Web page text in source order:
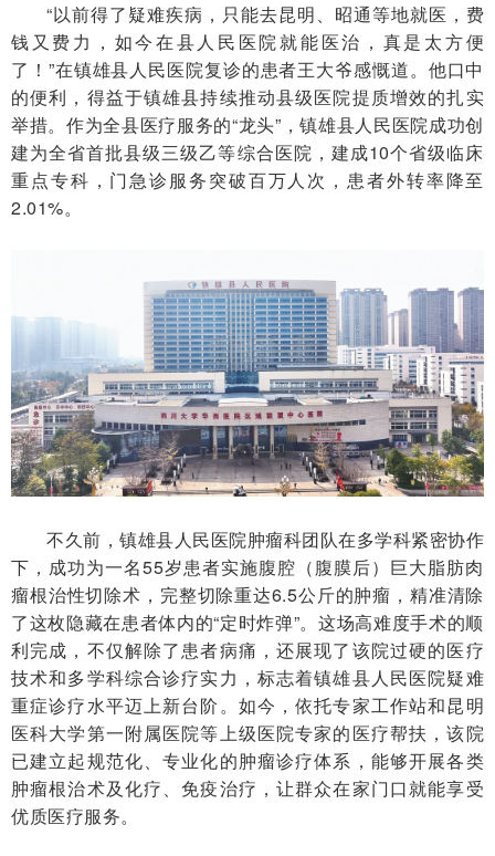
“以前得了疑难疾病，只能去昆明、昭通等地就医，费
钱又费力，如今在县人民医院就能医治，真是太方便
了！”在镇雄县人民医院复诊的患者王大爷感慨道。他口中
的便利，得益于镇雄县持续推动县级医院提质增效的扎实
举措。作为全县医疗服务的“龙头”，镇雄县人民医院成功创
建为全省首批县级三级乙等综合医院，建成10个省级临床
重点专科，门急诊服务突破百万人次，患者外转率降至
2.01%。
不久前，镇雄县人民医院肿瘤科团队在多学科紧密协作
下，成功为一名55岁患者实施腹腔（腹膜后）巨大脂肪肉
瘤根治性切除术，完整切除重达6.5公斤的肿瘤，精准清除
了这枚隐藏在患者体内的“定时炸弹”。这场高难度手术的顺
利完成，不仅解除了患者病痛，还展现了该院过硬的医疗
技术和多学科综合诊疗实力，标志着镇雄县人民医院疑难
重症诊疗水平迈上新台阶。如今，依托专家工作站和昆明
医科大学第一附属医院等上级医院专家的医疗帮扶，该院
已建立起规范化、专业化的肿瘤诊疗体系，能够开展各类
肿瘤根治术及化疗、免疫治疗，让群众在家门口就能享受
优质医疗服务。